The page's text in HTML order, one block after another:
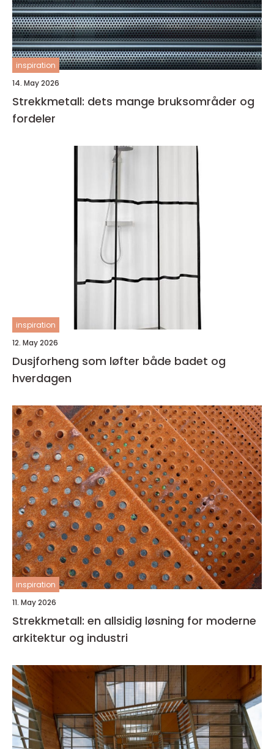
inspiration
14. May 2026
Strekkmetall: dets mange bruksområder og
fordeler
inspiration
12. May 2026
Dusjforheng som løfter både badet og
hverdagen
inspiration
11. May 2026
Strekkmetall: en allsidig løsning for moderne
arkitektur og industri